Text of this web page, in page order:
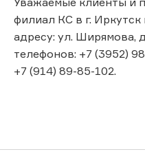
филиал КС в г.
адресу: ул. Ширямова,
телефонов: +7 (3952)
+7 (914) 89-85-102.